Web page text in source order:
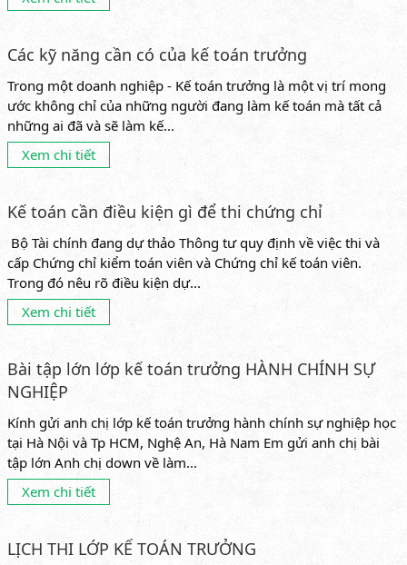
Các kỹ năng cần có của kế toán trưởng
Trong một doanh nghiệp - Kế toán trưởng là một vị trí mong
ước không chỉ của những người đang làm kế toán mà tất cả
những ai đã và sẽ làm kế...
Xem chi tiết
Kế toán cần điều kiện gì để thi chứng chỉ
Bộ Tài chính đang dự thảo Thông tư quy định về việc thi và
cấp Chứng chỉ kiểm toán viên và Chứng chỉ kế toán viên.
Trong đó nêu rõ điều kiện dự...
Xem chi tiết
Bài tập lớn lớp kế toán trưởng HÀNH CHÍNH SỰ
NGHIỆP
Kính gửi anh chị lớp kế toán trưởng hành chính sự nghiệp học
tại Hà Nội và Tp HCM, Nghệ An, Hà Nam Em gửi anh chị bài
tập lớn Anh chị down về làm...
Xem chi tiết
LỊCH THI LỚP KẾ TOÁN TRƯỞNG